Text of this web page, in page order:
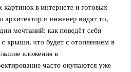
картинок в интернете и готовых
архитектор и инженер видят то,
мечтаний: как поведёт себя
с крыши, что будет с отоплением в
вложения в
часто окупаются уже